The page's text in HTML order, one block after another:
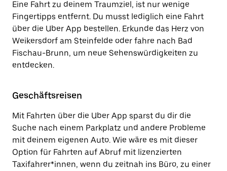
Eine Fahrt zu deinem Traumziel, ist nur wenige
Fingertipps entfernt. Du musst lediglich eine Fahrt
über die Uber App bestellen. Erkunde das Herz von
Weikersdorf am Steinfelde oder fahre nach Bad
Fischau-Brunn, um neue Sehenswürdigkeiten zu
entdecken.
Geschäftsreisen
Mit Fahrten über die Uber App sparst du dir die
Suche nach einem Parkplatz und andere Probleme
mit deinem eigenen Auto. Wie wäre es mit dieser
Option für Fahrten auf Abruf mit lizenzierten
Taxifahrer*innen, wenn du zeitnah ins Büro, zu einer